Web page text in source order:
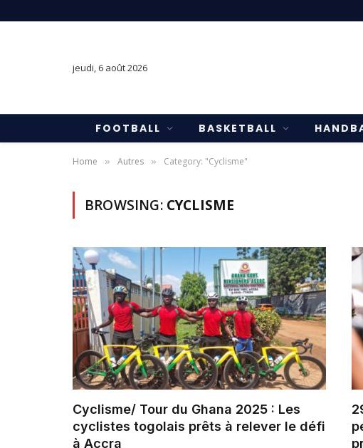
jeudi, 6 août 2026
FOOTBALL BASKETBALL
Home » Autres » Category: "Cyclisme"
BROWSING: CYCLISME
Cyclisme/ Tour du Ghana 2025 : Les
cyclistes togolais prêts à relever le défi
à Accra